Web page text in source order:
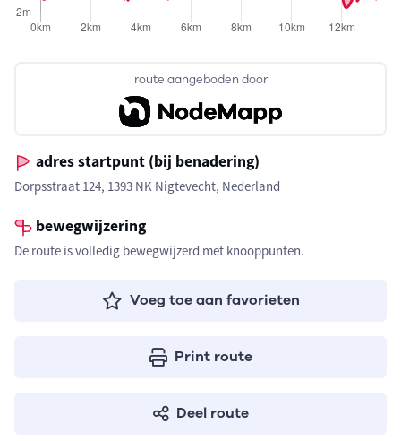
route aangeboden door
adres startpunt (bij benadering)
Dorpsstraat 124, 1393 NK Nigtevecht, Nederland
bewegwijzering
De route is volledig bewegwijzerd met knooppunten.
Voeg toe aan favorieten
Print route
Deel route